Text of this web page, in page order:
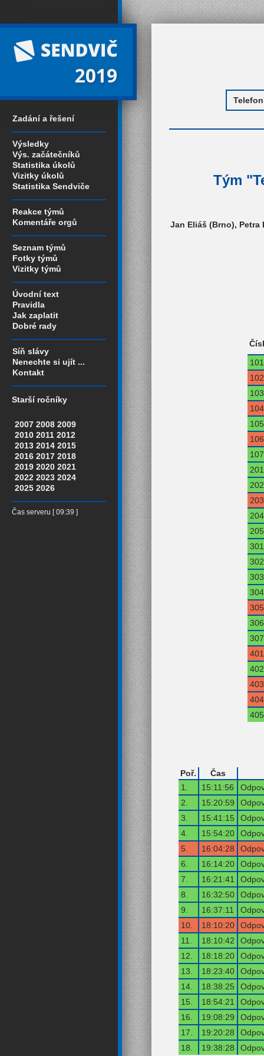
2019
Zadání a řešení
Výsledky
Výs. začátečníků
Statistika úkolů
Vizitky úkolů
Statistika Sendviče
Reakce týmů
Komentáře orgů
Seznam týmů
Fotky týmů
Vizitky týmů
Úvodní text
Pravidla
Jak zaplatit
Dobré rady
Síň slávy
Nenechte si ujít ...
Kontakt
Starší ročníky
2007 2008 2009
2010 2011 2012
2013 2014 2015
2016 2017 2018
2019 2020 2021
2022 2023 2024
2025 2026
Čas serveru [ 09:39 ]
Tým
Jan Eliáš (Brno), Petra
101
102
103
104
105
106
107
201
202
203
204
205
301
302
303
304
305
306
307
401
402
403
404
405
Poř.
Čas
1.
15:11:56
2.
15:20:59
3.
15:41:15
4.
15:54:20
5.
16:04:28
6.
16:14:20
7.
16:21:41
8.
16:32:50
9.
16:37:11
10.
18:10:20
11.
18:10:42
12.
18:18:20
13.
18:23:40
14.
18:38:25
15.
18:54:21
16.
19:08:29
17.
19:20:28
18.
19:38:28